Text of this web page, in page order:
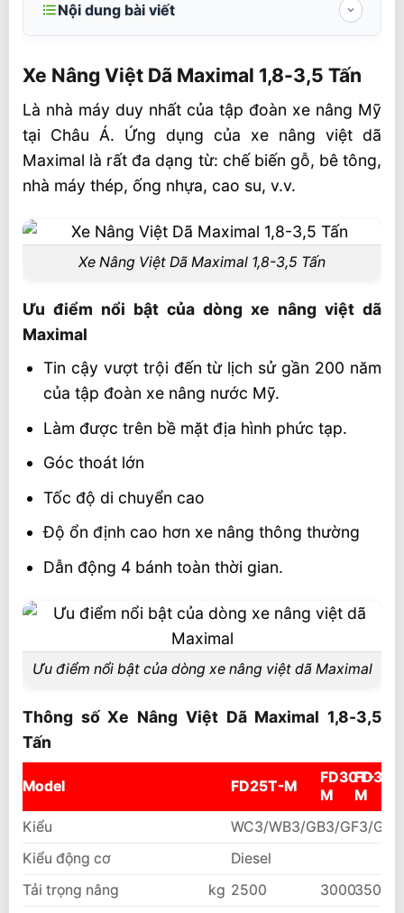
Nội dung bài viết
Ưu điểm nổi bật của dòng xe nâng việt dã
Maximal
Thông số Xe Nâng Việt Dã Maximal 1,8-
3,5 Tấn
Thông số chính
Video xe nâng Maximal
Liên hệ mua hàng trên toàn quốc
Xe Nâng Việt Dã Maximal 1,8-3,5 Tấn
Là nhà máy duy nhất của tập đoàn xe nâng Mỹ
tại Châu Á. Ứng dụng của xe nâng việt dã
Maximal là rất đa dạng từ: chế biến gỗ, bê tông,
nhà máy thép, ống nhựa, cao su, v.v.
Xe Nâng Việt Dã Maximal 1,8-3,5 Tấn
Ưu điểm nổi bật của dòng xe nâng việt dã
Maximal
Tin cậy vượt trội đến từ lịch sử gần 200 năm
của tập đoàn xe nâng nước Mỹ.
Làm được trên bề mặt địa hình phức tạp.
Góc thoát lớn
Tốc độ di chuyển cao
Độ ổn định cao hơn xe nâng thông thường
Dẫn động 4 bánh toàn thời gian.
Ưu điểm nổi bật của dòng xe nâng việt dã Maximal
Thông số Xe Nâng Việt Dã Maximal 1,8-3,5
Tấn
Model FD25T-M
FD30T-
M
M
Kiểu
WC3/WB3/GB3/GF3/GJ3
Kiểu động cơ
Diesel
Tải trọng nâng
kg 2500 30003500